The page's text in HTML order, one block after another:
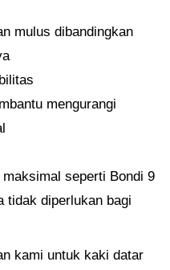
mulus dibandingkan
mengurangi
seperti Bondi 9
tidak diperlukan bagi
kami untuk kaki datar